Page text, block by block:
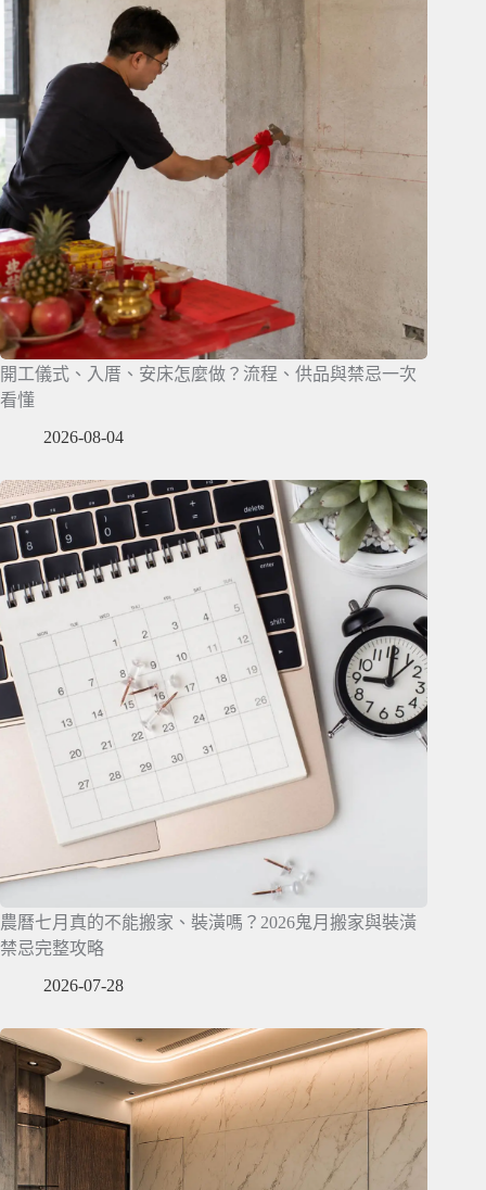
開工儀式、入厝、安床怎麼做？流程、供品與禁忌一次
看懂
2026-08-04
農曆七月真的不能搬家、裝潢嗎？2026鬼月搬家與裝潢
禁忌完整攻略
2026-07-28